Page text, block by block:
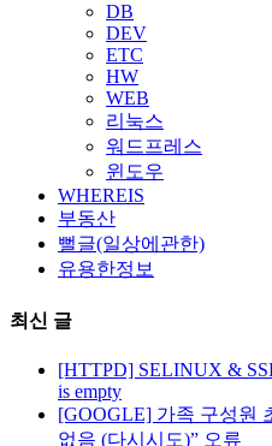
DB
DEV
ETC
HW
WEB
리눅스
워드프레스
윈도우
WHEREIS
부동산
뻘글(일상에관한)
유용한정보
최신 글
[HTTPD] SELINUX &
is empty
[GOOGLE] 가족 구성원
없음 (다시시도)” 오류